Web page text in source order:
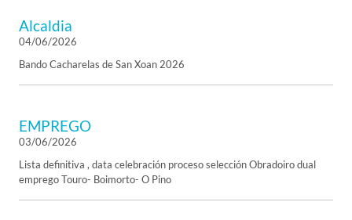
Alcaldia
04/06/2026
Bando Cacharelas de San Xoan 2026
EMPREGO
03/06/2026
Lista definitiva , data celebración proceso selección Obradoiro dual
emprego Touro- Boimorto- O Pino